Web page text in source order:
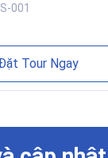
001
Tour Ngay